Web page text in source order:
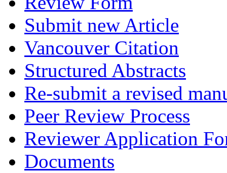
Submit new Article
Vancouver Citation
Structured Abstracts
Re-submit a revised
Peer Review Process
Reviewer Application
Documents